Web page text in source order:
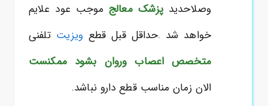
وصلاحدید پزشک معالج موجب عود علایم
خواهد شد .حداقل قبل قطع ویزیت تلفنی
متخصص اعصاب وروان بشود ممکنست
الان زمان مناسب قطع دارو نباشد.